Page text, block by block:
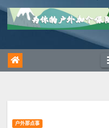
户外那点事